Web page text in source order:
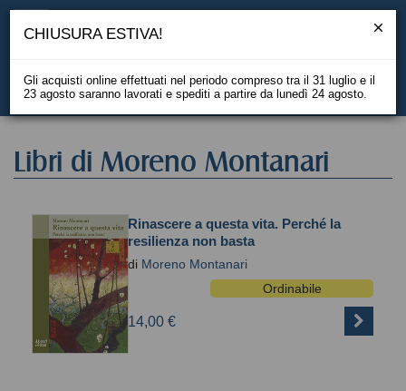
EN
Libri di Moreno Montanari
Rinascere a questa vita. Perché la
resilienza non basta
di Moreno Montanari
Ordinabile
14,00 €
CHIUSURA ESTIVA!
Gli acquisti online effettuati nel periodo compreso tra il 31 luglio e il
23 agosto saranno lavorati e spediti a partire da lunedì 24 agosto.